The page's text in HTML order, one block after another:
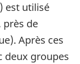
est utilisé
de
Après ces
deux groupes